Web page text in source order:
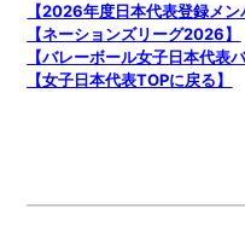
【2026年度日本代表登録メン
【ネーションズリーグ2026】
【バレーボール女子日本代表
【女子日本代表TOPに戻る】